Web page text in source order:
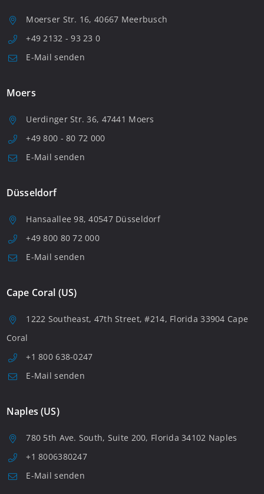
Moerser Str. 16, 40667 Meerbusch
+49 2132 - 93 23 0
E-Mail senden
Moers
Uerdinger Str. 36, 47441 Moers
+49 800 - 80 72 000
E-Mail senden
Düsseldorf
Hansaallee 98, 40547 Düsseldorf
+49 800 80 72 000
E-Mail senden
Cape Coral (US)
1222 Southeast, 47th Street, #214, Florida 33904 Cape
Coral
+1 800 638-0247
E-Mail senden
Naples (US)
780 5th Ave. South, Suite 200, Florida 34102 Naples
+1 8006380247
E-Mail senden